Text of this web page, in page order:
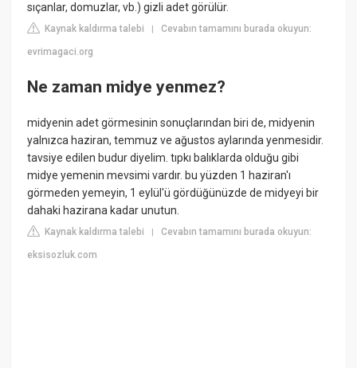
sıçanlar, domuzlar, vb.) gizli adet görülür.
Kaynak kaldırma talebi |Cevabın tamamını burada okuyun:
evrimagaci.org
Ne zaman midye yenmez?
midyenin adet görmesinin sonuçlarından biri de, midyenin
yalnızca haziran, temmuz ve ağustos aylarında yenmesidir.
tavsiye edilen budur diyelim. tıpkı balıklarda olduğu gibi
midye yemenin mevsimi vardır. bu yüzden 1 haziran'ı
görmeden yemeyin, 1 eylül'ü gördüğünüzde de midyeyi bir
dahaki hazirana kadar unutun.
Kaynak kaldırma talebi |Cevabın tamamını burada okuyun:
eksisozluk.com